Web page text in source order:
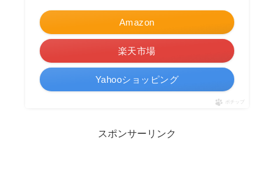
Amazon
楽天市場
Yahooショッピング
ポチップ
スポンサーリンク